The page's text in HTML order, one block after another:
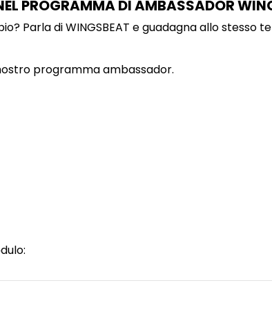
PROGRAMMA DI AMBASSADOR
Parla di WINGSBEAT e guadagna allo stesso
programma ambassador.